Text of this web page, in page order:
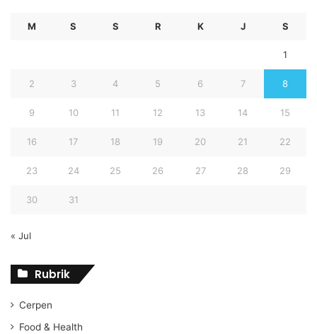
M S S R K J S
1
2 3 4 5 6 7 8
9 10 11 12 13 14 15
16 17 18 19 20 21 22
23 24 25 26 27 28 29
30 31
« Jul
Rubrik
Cerpen
Food & Health